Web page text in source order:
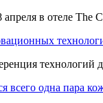
в отеле The
технологий